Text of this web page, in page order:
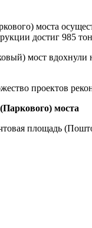
моста
достиг 985
мост вдохнули
проектов
моста
площадь